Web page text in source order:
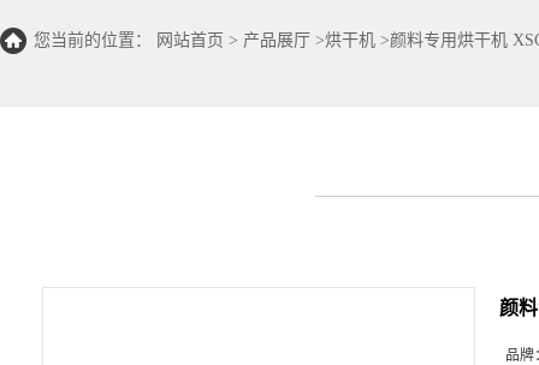
您当前的位置： 网站首页 > 产品展厅 >烘干机 >颜料专用烘干机
颜
品牌